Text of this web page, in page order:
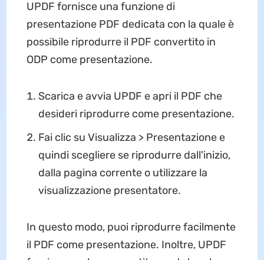
UPDF fornisce una funzione di
presentazione PDF dedicata con la quale è
possibile riprodurre il PDF convertito in
ODP come presentazione.
Scarica e avvia UPDF e apri il PDF che
desideri riprodurre come presentazione.
Fai clic su Visualizza > Presentazione e
quindi scegliere se riprodurre dall'inizio,
dalla pagina corrente o utilizzare la
visualizzazione presentatore.
In questo modo, puoi riprodurre facilmente
il PDF come presentazione. Inoltre, UPDF